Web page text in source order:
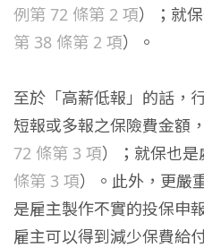
例第 72 條第 2 項）；就
第 38 條第 2 項）。
至於「高薪低報」的話，
短報或多報之保險費金額
72 條第 3 項）；就保也
條第 3 項）。此外，更嚴
是雇主製作不實的投保申
雇主可以得到減少保費給